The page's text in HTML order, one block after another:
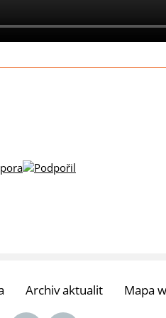
Archiv aktualit Mapa